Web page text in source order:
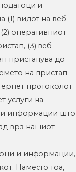
и
(1) видот на веб
оперативниот
(3) веб
пристапува до
на пристап
протоколот
услуги на
информации што
врз нашиот
и информации,
Наместо тоа,